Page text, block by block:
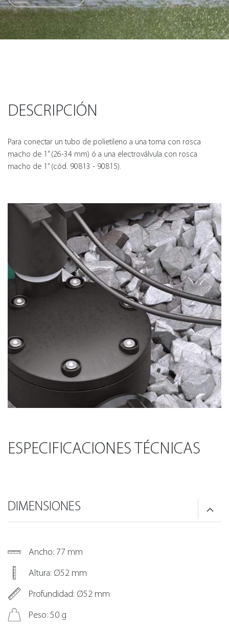
DESCRIPCIÓN
Para conectar un tubo de polietileno a una toma con rosca
macho de 1” (26-34 mm) ó a una electroválvula con rosca
macho de 1” (cód. 90813 - 90815).
ESPECIFICACIONES TÉCNICAS
DIMENSIONES
Ancho: 77 mm
Altura: Ø52 mm
Profundidad: Ø52 mm
Peso: 50 g